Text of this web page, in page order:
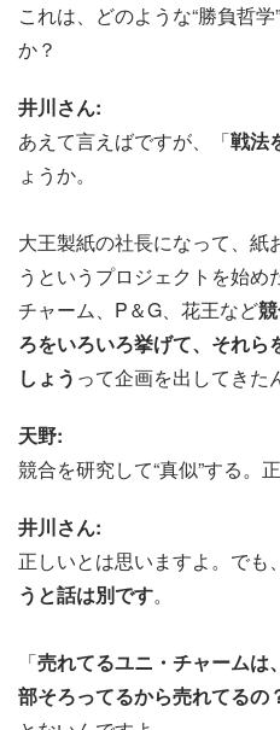
これは、どのような“勝負哲
か？
井川さん:
あえて言えばですが、「戦法
ょうか。
大王製紙の社長になって、紙
うというプロジェクトを始め
チャーム、P＆G、花王など
ろをいろいろ挙げて、それら
しょう って企画を出してきた
天野:
競合を研究して“真似”する
井川さん:
正しいとは思いますよ。でも、
うと話は別です。
「売れてるユニ・チャームは
部そろってるから売れてるの